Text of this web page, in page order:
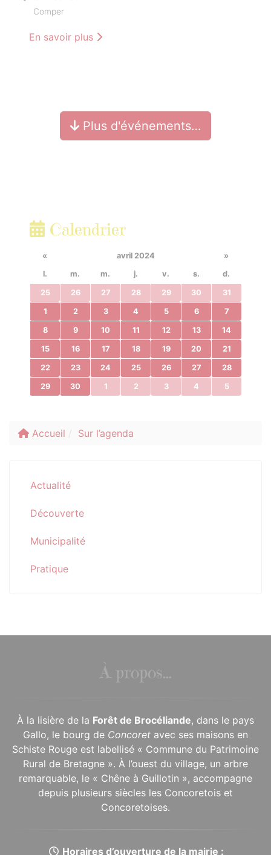
Comper
En savoir plus
Plus d'événements…
Calendrier
« avril 2024
»
l.
m. m. j. v. s. d.
25 26 27 28 29 30 31
1 2 3 4 5 6 7
8 9 10 11 12 13 14
15 16 17 18 19 20 21
22 23 24 25 26 27 28
29 30 1 2 3 4 5
Accueil Sur l’agenda
Actualité
Découverte
Municipalité
Pratique
À propos...
À la lisière de la Forêt de Brocéliande, dans le pays
Gallo, le bourg de Concoret avec ses maisons en
Schiste Rouge est labellisé « Commune du Patrimoine
Rural de Bretagne ». À l’ouest du village, un arbre
remarquable, le « Chêne à Guillotin », accompagne
depuis plusieurs siècles les Concoretois et
Concoretoises.
Horaires d’ouverture de la mairie :